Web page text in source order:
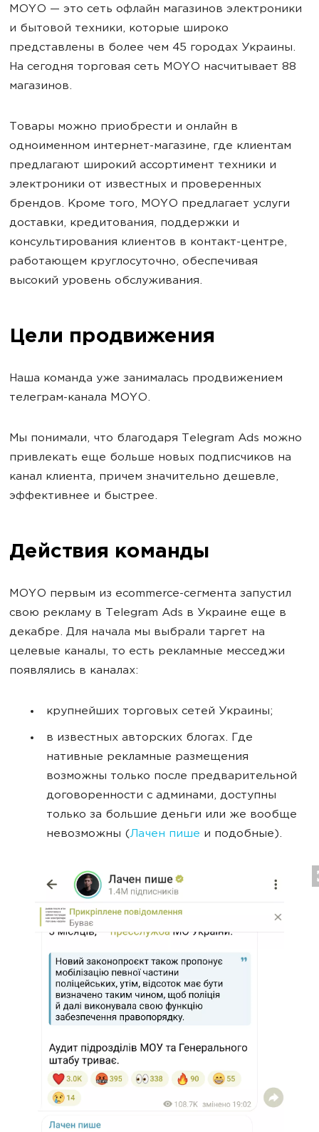
MOYO — это сеть офлайн магазинов электроники
и бытовой техники, которые широко
представлены в более чем 45 городах Украины.
На сегодня торговая сеть MOYO насчитывает 88
магазинов.
Товары можно приобрести и онлайн в
одноименном интернет-магазине, где клиентам
предлагают широкий ассортимент техники и
электроники от известных и проверенных
брендов. Кроме того, MOYO предлагает услуги
доставки, кредитования, поддержки и
консультирования клиентов в контакт-центре,
работающем круглосуточно, обеспечивая
высокий уровень обслуживания.
Цели продвижения
Наша команда уже занималась продвижением
телеграм-канала MOYO.
Мы понимали, что благодаря Telegram Ads можно
привлекать еще больше новых подписчиков на
канал клиента, причем значительно дешевле,
эффективнее и быстрее.
Действия команды
MOYO первым из ecommerce-сегмента запустил
свою рекламу в Telegram Ads в Украине еще в
декабре. Для начала мы выбрали таргет на
целевые каналы, то есть рекламные месседжи
появлялись в каналах:
крупнейших торговых сетей Украины;
в известных авторских блогах. Где
нативные рекламные размещения
возможны только после предварительной
договоренности с админами, доступны
только за большие деньги или же вообще
невозможны (Лачен пише и подобные).